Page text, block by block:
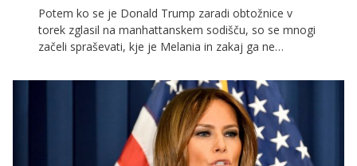
Potem ko se je Donald Trump zaradi obtožnice v
torek zglasil na manhattanskem sodišču, so se mnogi
začeli spraševati, kje je Melania in zakaj ga ne
dame, ki je ponudila odgovore na omenjena